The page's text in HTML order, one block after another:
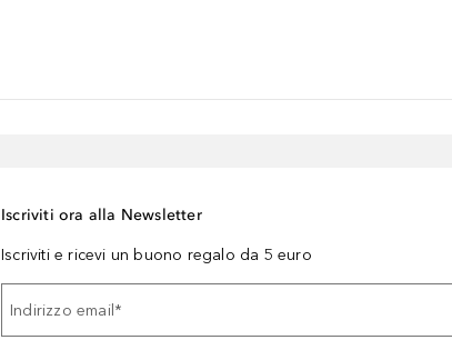
Iscriviti ora alla Newsletter
Iscriviti e ricevi un buono regalo da 5 euro
Indirizzo email *